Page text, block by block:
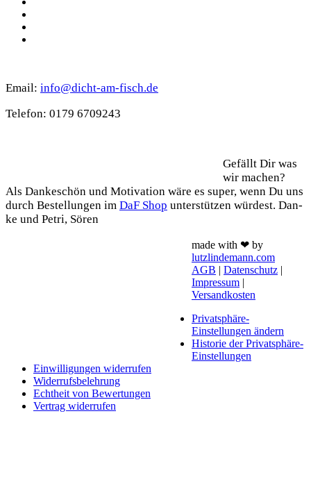
Email: info@dicht-am-fisch.de
Tele­fon: 0179 6709243
Gefällt Dir was
wir machen?
Als Dan­ke­schön und Moti­va­ti­on wäre es super, wenn Du uns
durch Bestel­lun­gen im DaF Shop unter­stüt­zen wür­dest. Dan­
ke und Petri, Sören
made with ❤ by
lutzlindemann.com
AGB | Datenschutz |
Impressum |
Versandkosten
Privatsphäre-
Einstellungen ändern
Historie der Privatsphäre-
Einstellungen
Einwilligungen widerrufen
Widerrufsbelehrung
Echtheit von Bewertungen
Vertrag widerrufen